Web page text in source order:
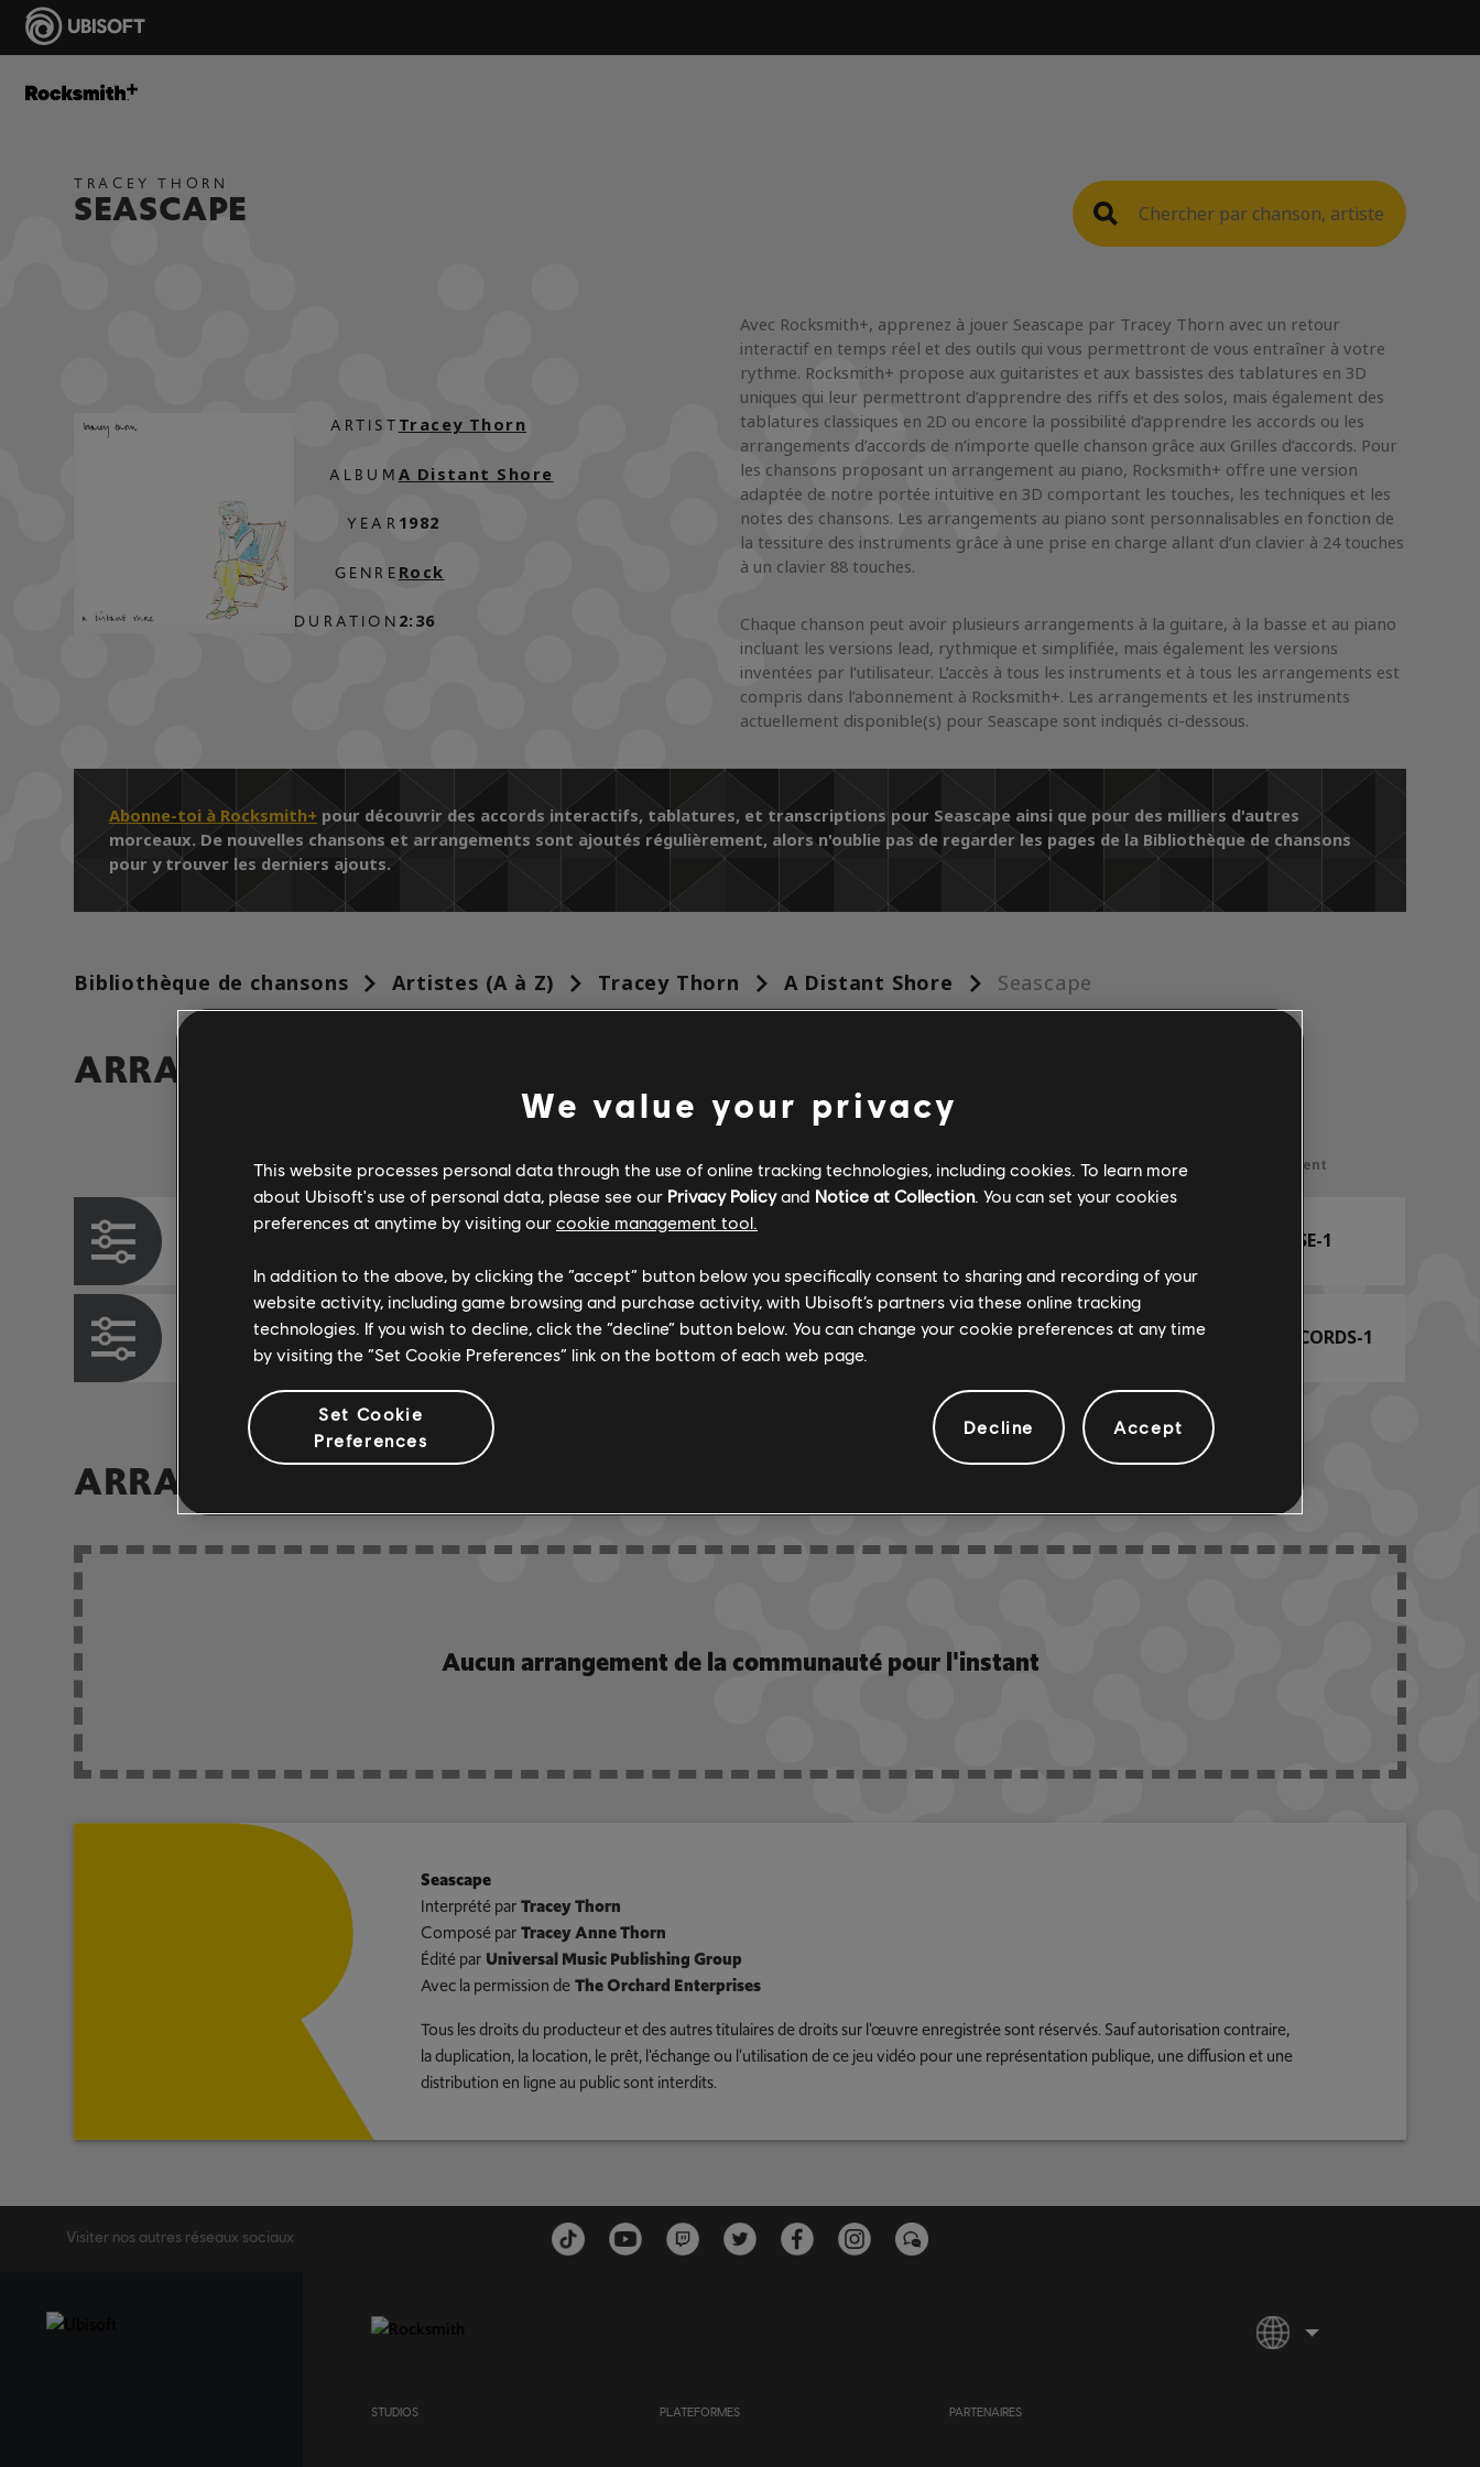
TRACEY THORN
SEASCAPE
ARTIST
ALBUM
YEAR
GENRE
DURATION
Tracey Thorn
A Distant Shore
1982
Rock
2:36
Avec Rocksmith+, apprenez à jouer Seascape par Tracey Thorn avec un retour
interactif en temps réel et des outils qui vous permettront de vous entraîner à votre
rythme. Rocksmith+ propose aux guitaristes et aux bassistes des tablatures en 3D
uniques qui leur permettront d’apprendre des riffs et des solos, mais également des
tablatures classiques en 2D ou encore la possibilité d’apprendre les accords ou les
arrangements d’accords de n’importe quelle chanson grâce aux Grilles d’accords. Pour
les chansons proposant un arrangement au piano, Rocksmith+ offre une version
adaptée de notre portée intuitive en 3D comportant les touches, les techniques et les
notes des chansons. Les arrangements au piano sont personnalisables en fonction de
la tessiture des instruments grâce à une prise en charge allant d’un clavier à 24 touches
à un clavier 88 touches.
Chaque chanson peut avoir plusieurs arrangements à la guitare, à la basse et au piano
incluant les versions lead, rythmique et simplifiée, mais également les versions
inventées par l’utilisateur. L’accès à tous les instruments et à tous les arrangements est
compris dans l’abonnement à Rocksmith+. Les arrangements et les instruments
actuellement disponible(s) pour Seascape sont indiqués ci-dessous.
Abonne-toi à Rocksmith+ pour découvrir des accords interactifs, tablatures, et transcriptions pour Seascape ainsi que pour des milliers d'autres
morceaux. De nouvelles chansons et arrangements sont ajoutés régulièrement, alors n'oublie pas de regarder les pages de la Bibliothèque de chansons
pour y trouver les derniers ajouts.
Bibliothèque de chansons Artistes (A à Z) Tracey Thorn A Distant Shore Seascape
ARRANGEMENTS VÉRIFIÉS
Instrument / Type d'arr. Vérifié Créateur Nom d'arrangement
ACCORDS BASSE-1
Arrangement accords ARCHI ARRANGEMENT ACCORDS-1
ARRANGEMENTS DE LA COMMUNAUTÉ
Aucun arrangement de la communauté pour l'instant
Seascape
Interprété par Tracey Thorn
Composé par Tracey Anne Thorn
Édité par Universal Music Publishing Group
Avec la permission de The Orchard Enterprises
Tous les droits du producteur et des autres titulaires de droits sur l'œuvre enregistrée sont réservés. Sauf autorisation contraire,
la duplication, la location, le prêt, l'échange ou l'utilisation de ce jeu vidéo pour une représentation publique, une diffusion et une
distribution en ligne au public sont interdits.
Visiter nos autres réseaux sociaux
STUDIOS PLATEFORMES PARTENAIRES
We value your privacy
This website processes personal data through the use of online tracking technologies, including cookies. To learn more
about Ubisoft's use of personal data, please see our Privacy Policyand Notice at Collection. You can set your cookies
preferences at anytime by visiting our cookie management tool.
In addition to the above, by clicking the “accept” button below you specifically consent to sharing and recording of your
website activity, including game browsing and purchase activity, with Ubisoft’s partners via these online tracking
technologies. If you wish to decline, click the “decline” button below. You can change your cookie preferences at any time
by visiting the “Set Cookie Preferences” link on the bottom of each web page.
Set Cookie
Preferences
Decline Accept